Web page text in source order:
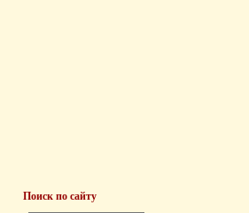
Поиск по сайту